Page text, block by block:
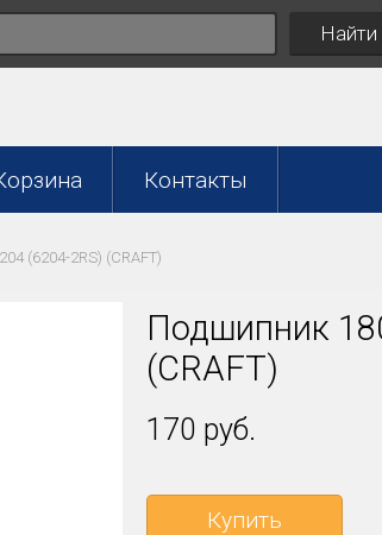
Найти
Контакты
(6204-2RS) (CRAFT)
Подшипник
(CRAFT)
170 руб.
Купить